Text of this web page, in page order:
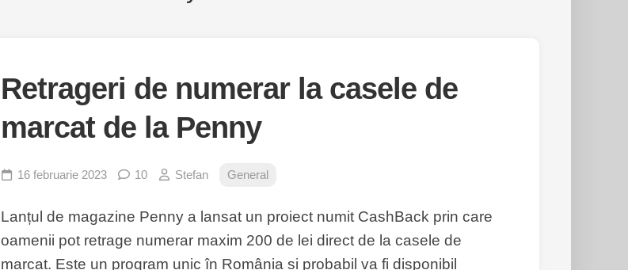
Retrageri de numerar la casele de
marcat de la Penny
16 februarie 2023 10 Stefan General
Lanțul de magazine Penny a lansat un proiect numit CashBack prin care
oamenii pot retrage numerar maxim 200 de lei direct de la casele de
marcat. Este un program unic în România și probabil va fi disponibil